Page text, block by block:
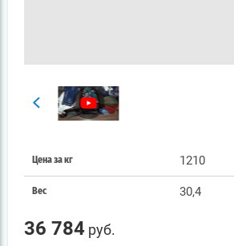
Цена за кг 1210
Вес 30,4
36 784 руб.